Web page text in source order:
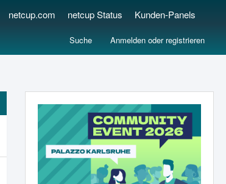
netcup.com netcup Status Kunden-Panels
Anmelden oder registrieren
Suche